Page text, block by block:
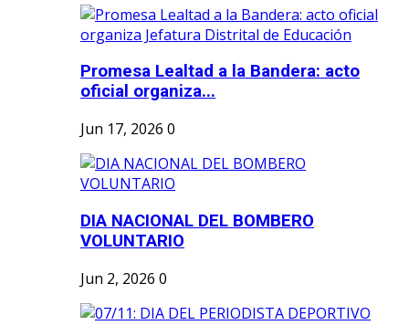
Promesa Lealtad a la Bandera: acto
oficial organiza...
Jun 17, 2026 0
DIA NACIONAL DEL BOMBERO
VOLUNTARIO
Jun 2, 2026 0